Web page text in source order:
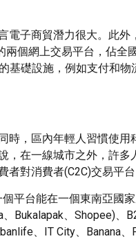
子商貿潛力很大。此
個網上交易平台，佔全
基礎設施，例如支付和
，區內年輕人習慣使
在一線城市之外，許
對消費者(C2C)交易平
平台能在一個東南亞國
Bukalapak、Shopee)、
、IT City、Banana